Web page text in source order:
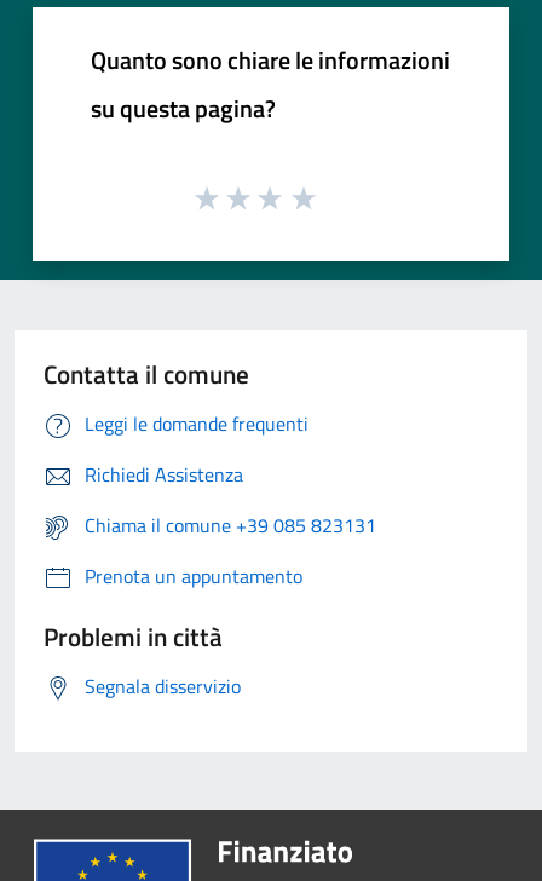
Quanto sono chiare le informazioni
su questa pagina?
Contatta il comune
Leggi le domande frequenti
Richiedi Assistenza
Chiama il comune +39 085 823131
Prenota un appuntamento
Problemi in città
Segnala disservizio